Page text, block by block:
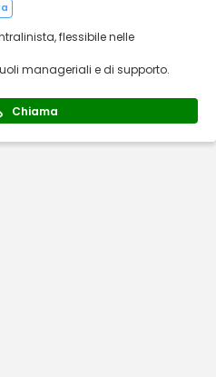
flessibile nelle
manageriali e di supporto.
Chiama